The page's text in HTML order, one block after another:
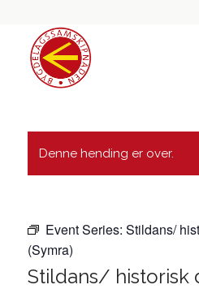
Denne hending er over.
Event Series: Stildans/
(Symra)
Stildans/ historisk